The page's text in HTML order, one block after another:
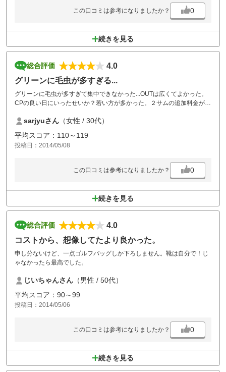
この口コミは参考になりましたか？ 0
続きを見る
総合評価
4.0
グリーンに毛虫が多すぎる...
グリーンに毛虫が多すぎて集中できなかった...OUTは広くてよかった。
CPの良い日にいったせいか？若い方が多かった。２サムの追加料金が
sarjyuさん （女性 / 30代）
平均スコア：110～119
投稿日：2014/05/08
この口コミは参考になりましたか？ 0
続きを見る
総合評価
4.0
コストから、想像してたより良かった。
申し分ないけど、一点ゴルフバッグしか下ろしません。靴は自分で！じ
ゃなかったら最高でした。
じいちゃんさん （男性 / 50代）
平均スコア：90～99
投稿日：2014/05/06
この口コミは参考になりましたか？ 0
続きを見る